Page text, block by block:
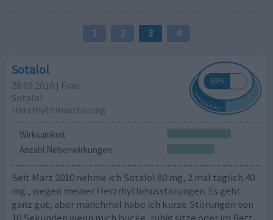
1 2 3 4
Sotalol
28.09.2010 | Frau
Sotalol
Herzrhythmusstörung
Wirksamkeit
Anzahl Nebenwirkungen
Seit März 2010 nehme ich Sotalol 80 mg, 2 mal täglich 40
mg., wegen meiner Herzrhythmusstörungen. Es geht
ganz gut, aber manchmal habe ich kurze Störungen von